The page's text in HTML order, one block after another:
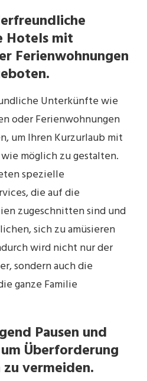
Hotels mit
Ferienwohnungen
Unterkünfte wie
oder Ferienwohnungen
um Ihren Kurzurlaub mit
möglich zu gestalten.
spezielle
die auf die
zugeschnitten sind und
sich zu amüsieren
wird nicht nur der
sondern auch die
ganze Familie
Pausen und
Überforderung
vermeiden.